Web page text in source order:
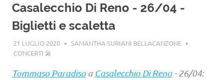
Casalecchio Di Reno - 26/04 -
Biglietti e scaletta
21 LUGLIO 2020
SAMANTHA SURIANI BELLACANZONE
CONCERTI 🎤
Tommaso Paradisoa Casalecchio Di Reno- 26/04: